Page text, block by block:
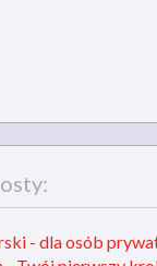
- dla osób